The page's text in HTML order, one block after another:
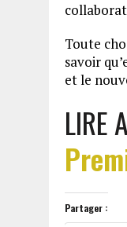
Toute
savoir
et le
LIRE
Partager :